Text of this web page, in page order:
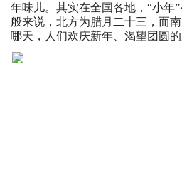
年味儿。其实在全国各地，“小年
般来说，北方为腊月二十三，而
哪天，人们欢庆新年、渴望团圆的